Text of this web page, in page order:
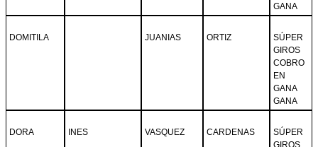
GANA
DOMITILA JUANIAS ORTIZ
SÚPER
GIROS
COBRO
EN
GANA
GANA
DORA INES VASQUEZ CARDENAS
SÚPER
GIROS